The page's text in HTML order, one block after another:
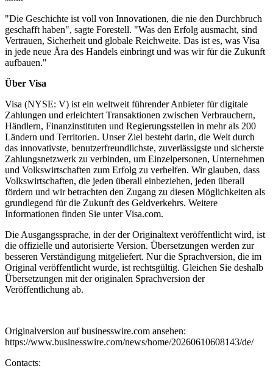
"Die Geschichte ist voll von Innovationen, die nie den Durchbruch
geschafft haben", sagte Forestell. "Was den Erfolg ausmacht, sind
Vertrauen, Sicherheit und globale Reichweite. Das ist es, was Visa
in jede neue Ära des Handels einbringt und was wir für die Zukunft
aufbauen."
Über Visa
Visa (NYSE: V) ist ein weltweit führender Anbieter für digitale
Zahlungen und erleichtert Transaktionen zwischen Verbrauchern,
Händlern, Finanzinstituten und Regierungsstellen in mehr als 200
Ländern und Territorien. Unser Ziel besteht darin, die Welt durch
das innovativste, benutzerfreundlichste, zuverlässigste und sicherste
Zahlungsnetzwerk zu verbinden, um Einzelpersonen, Unternehmen
und Volkswirtschaften zum Erfolg zu verhelfen. Wir glauben, dass
Volkswirtschaften, die jeden überall einbeziehen, jeden überall
fördern und wir betrachten den Zugang zu diesen Möglichkeiten als
grundlegend für die Zukunft des Geldverkehrs. Weitere
Informationen finden Sie unter Visa.com.
Die Ausgangssprache, in der der Originaltext veröffentlicht wird, ist
die offizielle und autorisierte Version. Übersetzungen werden zur
besseren Verständigung mitgeliefert. Nur die Sprachversion, die im
Original veröffentlicht wurde, ist rechtsgültig. Gleichen Sie deshalb
Übersetzungen mit der originalen Sprachversion der
Veröffentlichung ab.
Originalversion auf businesswire.com ansehen:
https://www.businesswire.com/news/home/20260610608143/de/
Contacts: